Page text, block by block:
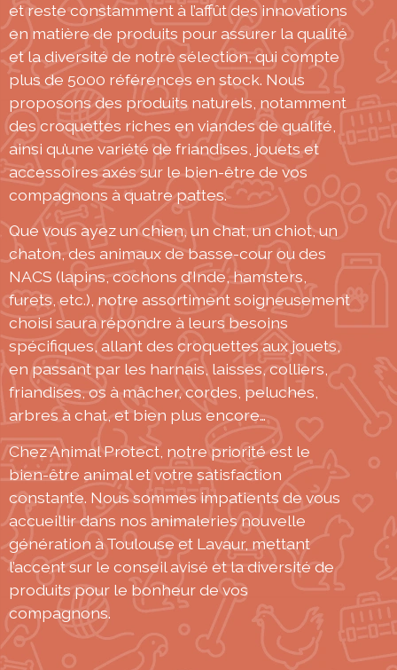
et reste constamment à l’affût des innovations
en matière de produits pour assurer la qualité
et la diversité de notre sélection, qui compte
plus de 5000 références en stock. Nous
proposons des produits naturels, notamment
des croquettes riches en viandes de qualité,
ainsi qu’une variété de friandises, jouets et
accessoires axés sur le bien-être de vos
compagnons à quatre pattes.
Que vous ayez un chien, un chat, un chiot, un
chaton, des animaux de basse-cour ou des
NACS (lapins, cochons d’Inde, hamsters,
furets, etc.), notre assortiment soigneusement
choisi saura répondre à leurs besoins
spécifiques, allant des croquettes aux jouets,
en passant par les harnais, laisses, colliers,
friandises, os à mâcher, cordes, peluches,
arbres à chat, et bien plus encore…
Chez Animal Protect, notre priorité est le
bien-être animal et votre satisfaction
constante. Nous sommes impatients de vous
accueillir dans nos animaleries nouvelle
génération à Toulouse et Lavaur, mettant
l’accent sur le conseil avisé et la diversité de
produits pour le bonheur de vos
compagnons.